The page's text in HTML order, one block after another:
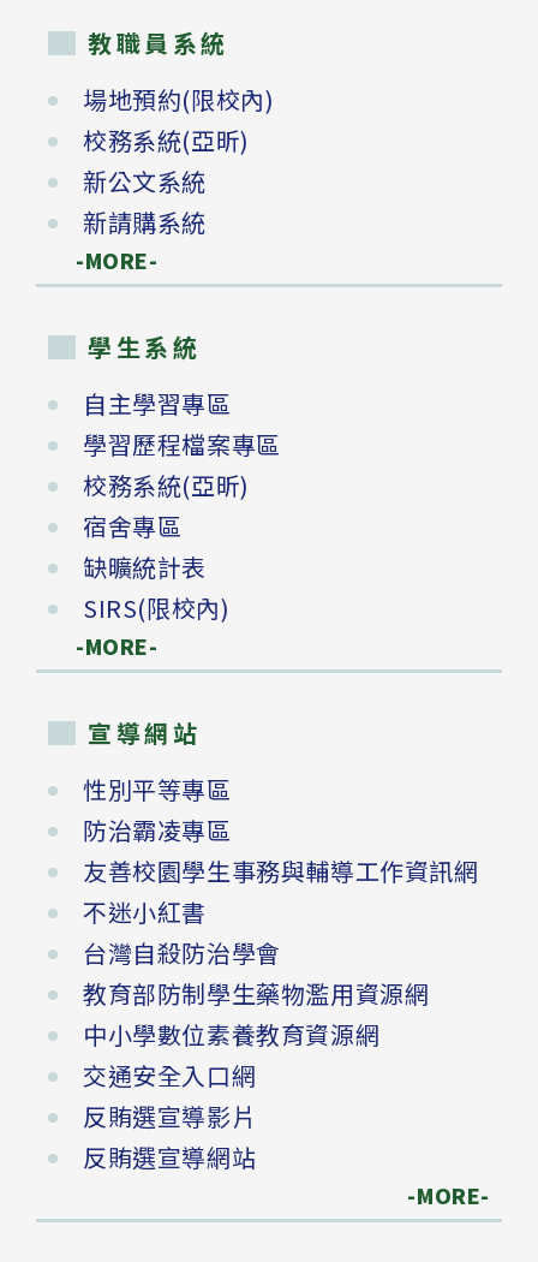
教職員系統
場地預約(限校內)
校務系統(亞昕)
新公文系統
新請購系統
-MORE-
學生系統
自主學習專區
學習歷程檔案專區
校務系統(亞昕)
宿舍專區
缺曠統計表
SIRS(限校內)
-MORE-
宣導網站
性別平等專區
防治霸凌專區
友善校園學生事務與輔導工作資訊網
不迷小紅書
台灣自殺防治學會
教育部防制學生藥物濫用資源網
中小學數位素養教育資源網
交通安全入口網
反賄選宣導影片
反賄選宣導網站
-MORE-